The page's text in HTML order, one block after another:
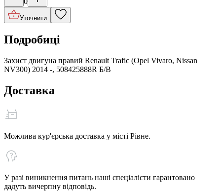
Уточнити
Подробиці
Захист двигуна правий Renault Trafic (Opel Vivaro, Nissan
NV300) 2014 -, 508425888R Б/В
Доставка
Можлива кур'єрська доставка у місті Рівне.
У разі виникнення питань наші спеціалісти гарантовано
дадуть вичерпну відповідь.